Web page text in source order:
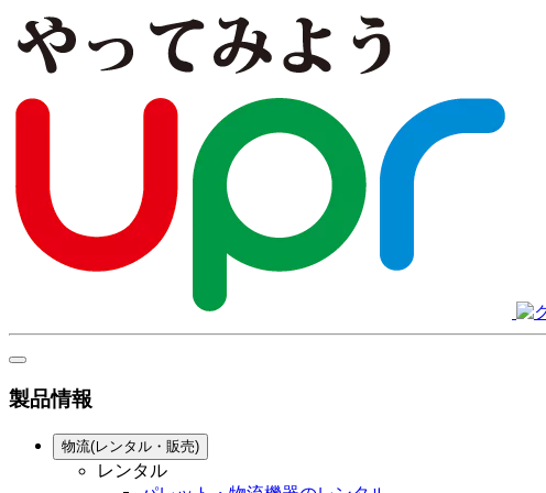
製品情報
物流(レンタル・販売)
レンタル